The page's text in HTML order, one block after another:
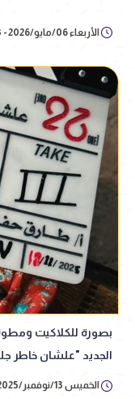
الأربعاء 06/مايو/2026 - 12:03 ص
بصورة للكلاكيت
الجديد "علشان خاطر
الخميس 13/نوفمبر/2025 - 03:57 م